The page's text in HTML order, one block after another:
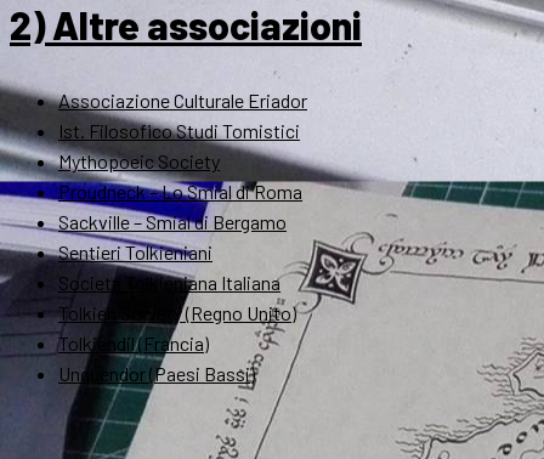
2) Altre associazioni
Associazione Culturale Eriador
Ist. Filosofico Studi Tomistici
Mythopoeic Society
Proudneck – Lo Smial di Roma
Sackville – Smial di Bergamo
Sentieri Tolkieniani
Società Tolkieniana Italiana
Tolkien Society (Regno Unito)
Tolkiendil (Francia)
Unquendor (Paesi Bassi)